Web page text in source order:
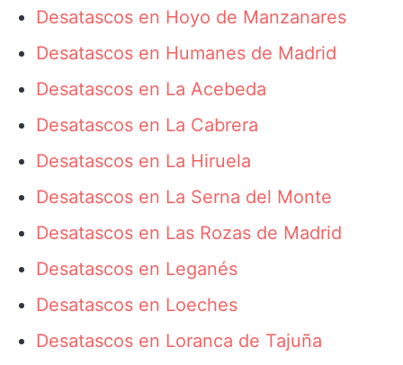
Desatascos en Hoyo de Manzanares
Desatascos en Humanes de Madrid
Desatascos en La Acebeda
Desatascos en La Cabrera
Desatascos en La Hiruela
Desatascos en La Serna del Monte
Desatascos en Las Rozas de Madrid
Desatascos en Leganés
Desatascos en Loeches
Desatascos en Loranca de Tajuña